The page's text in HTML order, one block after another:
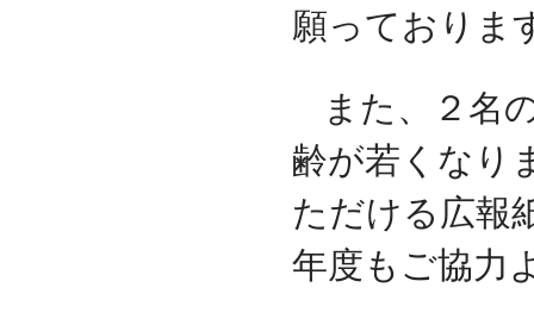
願っておりま
また、２名
齢が若くなり
ただける広報
年度もご協力